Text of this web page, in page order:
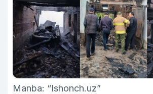
Manba: “Ishonch.uz”